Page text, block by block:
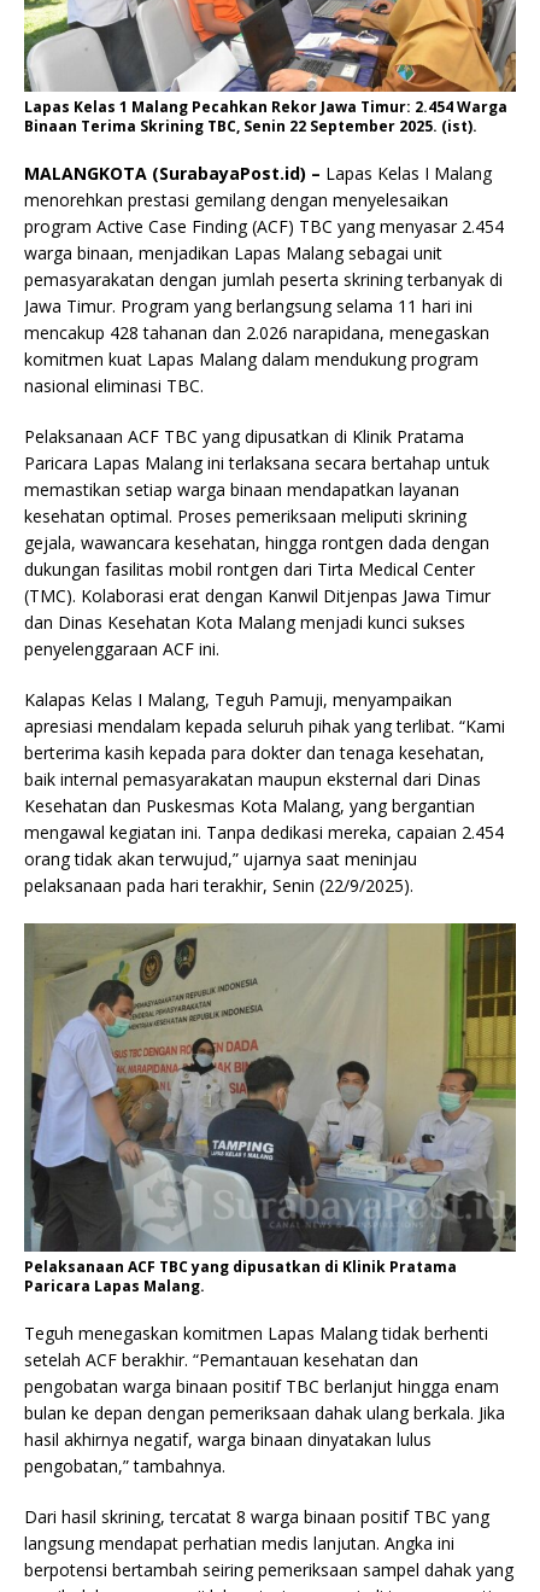
Lapas Kelas 1 Malang Pecahkan Rekor Jawa Timur: 2.454 Warga
Binaan Terima Skrining TBC, Senin 22 September 2025. (ist).
MALANGKOTA (SurabayaPost.id) – Lapas Kelas I Malang
menorehkan prestasi gemilang dengan menyelesaikan
program Active Case Finding (ACF) TBC yang menyasar 2.454
warga binaan, menjadikan Lapas Malang sebagai unit
pemasyarakatan dengan jumlah peserta skrining terbanyak di
Jawa Timur. Program yang berlangsung selama 11 hari ini
mencakup 428 tahanan dan 2.026 narapidana, menegaskan
komitmen kuat Lapas Malang dalam mendukung program
nasional eliminasi TBC.
Pelaksanaan ACF TBC yang dipusatkan di Klinik Pratama
Paricara Lapas Malang ini terlaksana secara bertahap untuk
memastikan setiap warga binaan mendapatkan layanan
kesehatan optimal. Proses pemeriksaan meliputi skrining
gejala, wawancara kesehatan, hingga rontgen dada dengan
dukungan fasilitas mobil rontgen dari Tirta Medical Center
(TMC). Kolaborasi erat dengan Kanwil Ditjenpas Jawa Timur
dan Dinas Kesehatan Kota Malang menjadi kunci sukses
penyelenggaraan ACF ini.
Kalapas Kelas I Malang, Teguh Pamuji, menyampaikan
apresiasi mendalam kepada seluruh pihak yang terlibat. “Kami
berterima kasih kepada para dokter dan tenaga kesehatan,
baik internal pemasyarakatan maupun eksternal dari Dinas
Kesehatan dan Puskesmas Kota Malang, yang bergantian
mengawal kegiatan ini. Tanpa dedikasi mereka, capaian 2.454
orang tidak akan terwujud,” ujarnya saat meninjau
pelaksanaan pada hari terakhir, Senin (22/9/2025).
Pelaksanaan ACF TBC yang dipusatkan di Klinik Pratama
Paricara Lapas Malang.
Teguh menegaskan komitmen Lapas Malang tidak berhenti
setelah ACF berakhir. “Pemantauan kesehatan dan
pengobatan warga binaan positif TBC berlanjut hingga enam
bulan ke depan dengan pemeriksaan dahak ulang berkala. Jika
hasil akhirnya negatif, warga binaan dinyatakan lulus
pengobatan,” tambahnya.
Dari hasil skrining, tercatat 8 warga binaan positif TBC yang
langsung mendapat perhatian medis lanjutan. Angka ini
berpotensi bertambah seiring pemeriksaan sampel dahak yang